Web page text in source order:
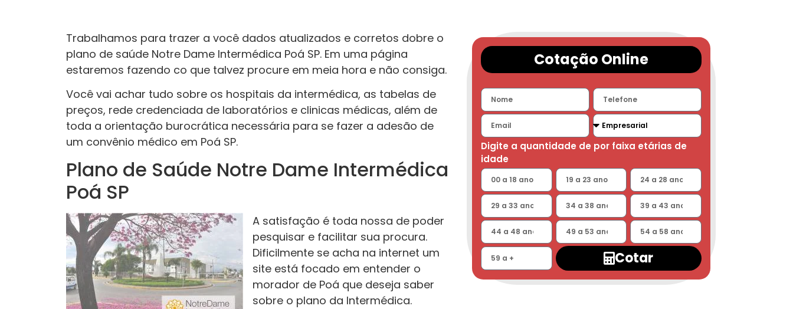
Trabalhamos para trazer a você dados atualizados e corretos dobre o
plano de saúde Notre Dame Intermédica Poá SP. Em uma página
estaremos fazendo co que talvez procure em meia hora e não consiga.
Você vai achar tudo sobre os hospitais da intermédica, as tabelas de
preços, rede credenciada de laboratórios e clinicas médicas, além de
toda a orientação burocrática necessária para se fazer a adesão de
um convênio médico em Poá SP.
Plano de Saúde Notre Dame Intermédica
Poá SP
A satisfação é toda nossa de poder
pesquisar e facilitar sua procura.
Dificilmente se acha na internet um
site está focado em entender o
morador de Poá que deseja saber
sobre o plano da Intermédica.
Cotação Online
Digite a quantidade de por faixa etárias de
idade
Cotar